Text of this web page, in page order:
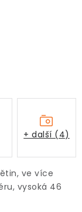
ve více
vysoká 46
+ další (4)